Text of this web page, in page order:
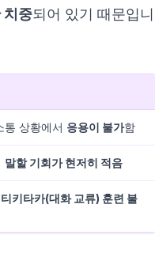
치중되어 있기 때문입니
통 상황에서 응용이 불가함
말할 기회가 현저히 적음
키타카(대화 교류) 훈련 불